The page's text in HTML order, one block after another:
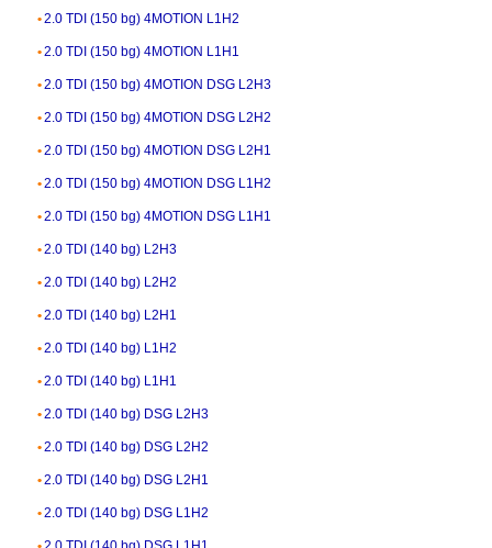
2.0 TDI (150 bg) 4MOTION L1H2
2.0 TDI (150 bg) 4MOTION L1H1
2.0 TDI (150 bg) 4MOTION DSG L2H3
2.0 TDI (150 bg) 4MOTION DSG L2H2
2.0 TDI (150 bg) 4MOTION DSG L2H1
2.0 TDI (150 bg) 4MOTION DSG L1H2
2.0 TDI (150 bg) 4MOTION DSG L1H1
2.0 TDI (140 bg) L2H3
2.0 TDI (140 bg) L2H2
2.0 TDI (140 bg) L2H1
2.0 TDI (140 bg) L1H2
2.0 TDI (140 bg) L1H1
2.0 TDI (140 bg) DSG L2H3
2.0 TDI (140 bg) DSG L2H2
2.0 TDI (140 bg) DSG L2H1
2.0 TDI (140 bg) DSG L1H2